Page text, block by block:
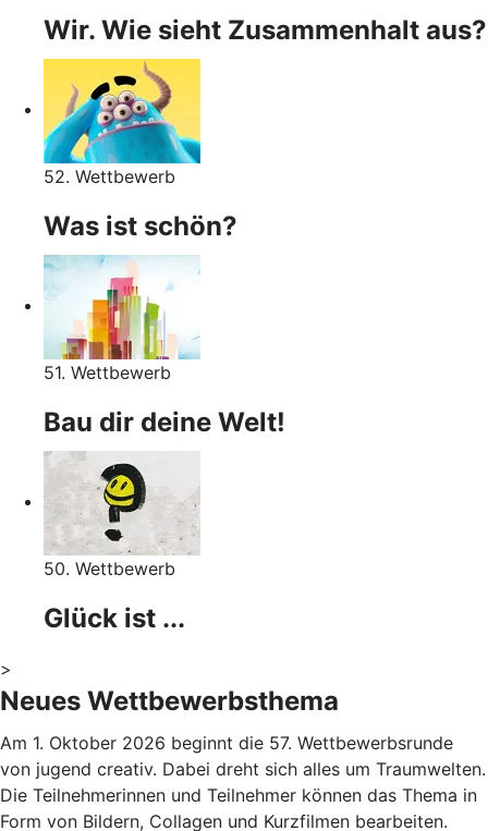
Wir. Wie sieht Zusammenhalt aus?
52. Wettbewerb
Was ist schön?
51. Wettbewerb
Bau dir deine Welt!
50. Wettbewerb
Glück ist ...
>
Neues Wettbewerbsthema
Am 1. Oktober 2026 beginnt die 57. Wettbewerbsrunde
von jugend creativ. Dabei dreht sich alles um Traumwelten.
Die Teilnehmerinnen und Teilnehmer können das Thema in
Form von Bildern, Collagen und Kurzfilmen bearbeiten.